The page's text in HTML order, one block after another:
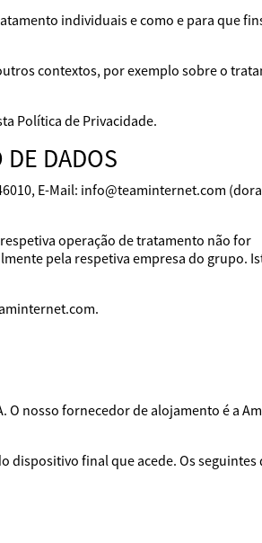
individuais e como e para que
contextos, por exemplo sobre o
Política de Privacidade.
DE DADOS
E-Mail: info@teaminternet.com
operação de tratamento não for
pela respetiva empresa do grupo.
O nosso fornecedor de alojamento é a
dispositivo final que acede. Os seguintes